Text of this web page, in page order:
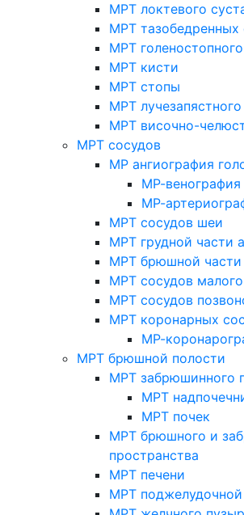
МРТ локтевого
МРТ тазобедренных
МРТ
МРТ кисти
МРТ стопы
МРТ лучезапястного
МРТ височно-
МРТ сосудов
МР ангиография
МР-венография
МР-
МРТ сосудов шеи
МРТ грудной части
МРТ брюшной части
МРТ сосудов малого
МРТ сосудов
МРТ коронарных
МР-
МРТ брюшной полости
МРТ забрюшинного
МРТ
МРТ почек
МРТ брюшного и
пространства
МРТ печени
МРТ